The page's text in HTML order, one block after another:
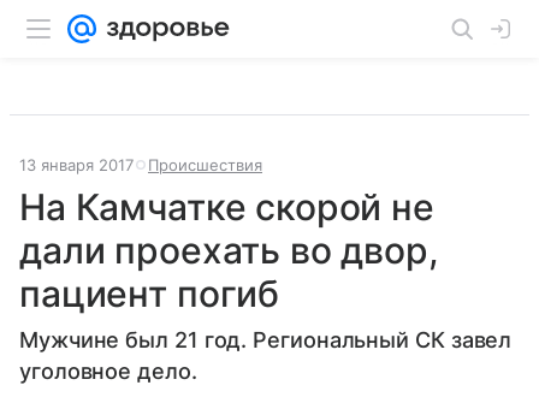
13 января 2017 Происшествия
На Камчатке скорой не
дали проехать во двор,
пациент погиб
Мужчине был 21 год. Региональный СК завел
уголовное дело.